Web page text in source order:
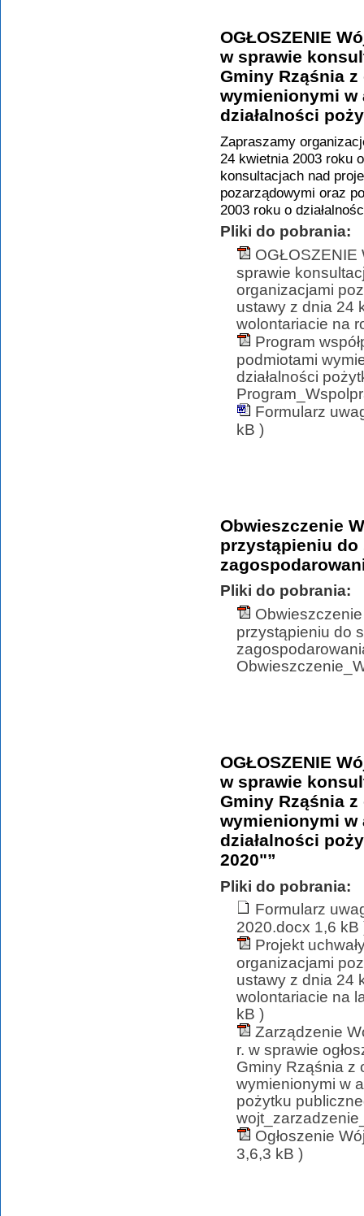
OGŁOSZENIE
w sprawie
Gminy Rząśnia
wymienionymi w
działalności
Zapraszamy
24 kwietnia 2003 roku
konsultacjach nad
pozarządowymi oraz
2003 roku o
Pliki do pobrania:
OGŁOSZENIE
sprawie
organizacjami
ustawy z dnia 24
wolontariacie na
Program
podmiotami
działalności
Formularz
kB )
Obwieszczenie
przystąpieniu do
Pliki do pobrania:
przystąpieniu do
OGŁOSZENIE
w sprawie
Gminy Rząśnia
wymienionymi w
działalności
2020"”
Pliki do pobrania:
Formularz
2020.docx 1,6 kB
Projekt
organizacjami
ustawy z dnia 24
wolontariacie na
kB )
Zarządzenie
r. w sprawie
Gminy Rząśnia z
wymienionymi w
pożytku
Ogłoszenie
3,6,3 kB )